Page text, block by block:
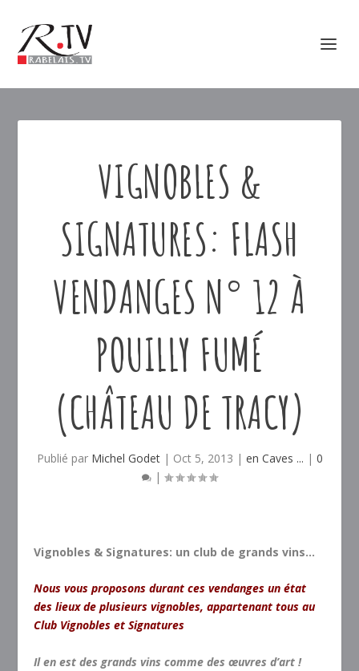
VIGNOBLES &
SIGNATURES: FLASH
VENDANGES N° 12 À
POUILLY FUMÉ
(CHÂTEAU DE TRACY)
Publié par Michel Godet| Oct 5, 2013 | en Caves ... | 0
|
Vignobles & Signatures: un club de grands vins…
Nous vous proposons durant ces vendanges un état
des lieux de plusieurs vignobles, appartenant tous au
Club Vignobles et Signatures
Il en est des grands vins comme des œuvres d’art !